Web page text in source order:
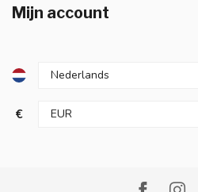
Mijn account
€